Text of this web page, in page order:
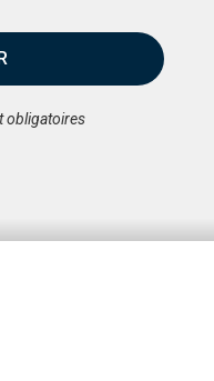
obligatoires